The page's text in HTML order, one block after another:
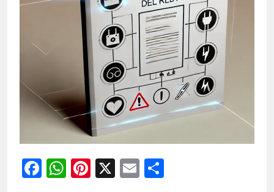
Facebook
WhatsApp
Pinterest
X Email